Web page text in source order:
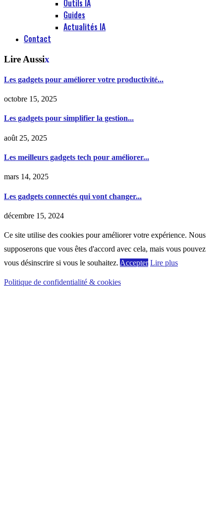
Outils IA
Guides
Actualités IA
Contact
Lire Aussix
Les gadgets pour améliorer votre productivité...
octobre 15, 2025
Les gadgets pour simplifier la gestion...
août 25, 2025
Les meilleurs gadgets tech pour améliorer...
mars 14, 2025
Les gadgets connectés qui vont changer...
décembre 15, 2024
Ce site utilise des cookies pour améliorer votre expérience. Nous
supposerons que vous êtes d'accord avec cela, mais vous pouvez
vous désinscrire si vous le souhaitez. Accepter Lire plus
Politique de confidentialité & cookies